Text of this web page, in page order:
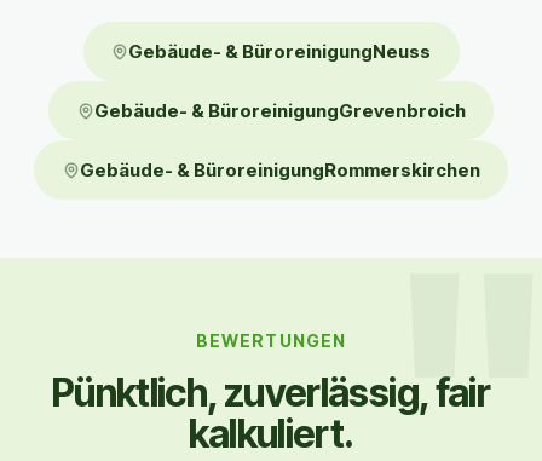
Gebäude- & BüroreinigungNeuss
Gebäude- & BüroreinigungGrevenbroich
Gebäude- & BüroreinigungRommerskirchen
BEWERTUNGEN
Pünktlich, zuverlässig, fair
kalkuliert.